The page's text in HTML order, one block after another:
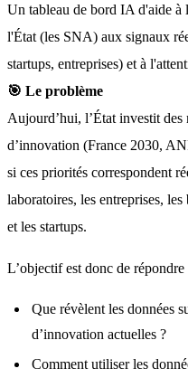
Un tableau de bord IA d'aide à
l'État (les SNA) aux signaux
startups, entreprises) et à
🎯 Le problème
Aujourd’hui, l’État investit des
d’innovation (France 2030,
si ces priorités correspondent
laboratoires, les entreprises,
et les startups.
L’objectif est donc de répondre
Que révèlent les données
d’innovation actuelles ?
Comment utiliser les